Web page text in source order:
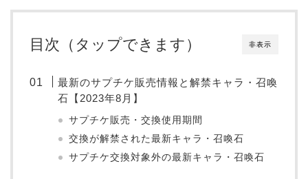
非表示
目次（タップできます）
最新のサプチケ販売情報と解禁キャラ・召喚
石【2023年8月】
サプチケ販売・交換使用期間
交換が解禁された最新キャラ・召喚石
サプチケ交換対象外の最新キャラ・召喚石